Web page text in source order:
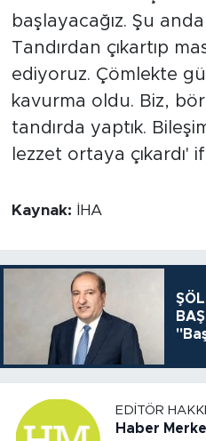
başlayacağız. Şu
Tandırdan çıkartıp
ediyoruz. Çömlekte
kavurma oldu. Biz,
tandırda yaptık.
lezzet ortaya çıkardı'
Kaynak: İHA
EDITÖR
Haber